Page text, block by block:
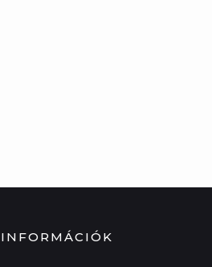
INFORMÁCIÓK